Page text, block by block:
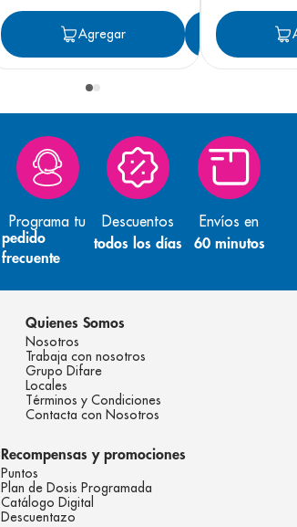
AgregarAgregar
Programa tu
pedido
frecuente
Descuentos
todos los días
Envíos en
60 minutos
Quienes Somos
Nosotros
Trabaja con nosotros
Grupo Difare
Locales
Términos y Condiciones
Contacta con Nosotros
Recompensas y promociones
Puntos
Plan de Dosis Programada
Catálogo Digital
Descuentazo